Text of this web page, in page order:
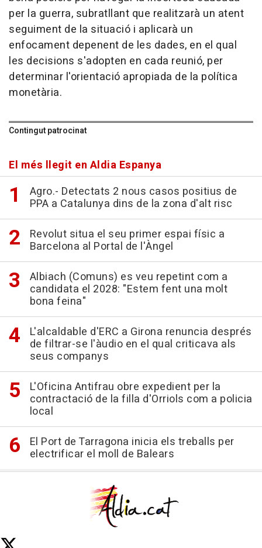
per la guerra, subratllant que realitzarà un atent
seguiment de la situació i aplicarà un
enfocament depenent de les dades, en el qual
les decisions s'adopten en cada reunió, per
determinar l'orientació apropiada de la política
monetària.
Contingut patrocinat
El més llegit en Aldia Espanya
Agro.- Detectats 2 nous casos positius de
PPA a Catalunya dins de la zona d'alt risc
Revolut situa el seu primer espai físic a
Barcelona al Portal de l'Àngel
Albiach (Comuns) es veu repetint com a
candidata el 2028: "Estem fent una molt
bona feina"
L'alcaldable d'ERC a Girona renuncia després
de filtrar-se l'àudio en el qual criticava als
seus companys
L'Oficina Antifrau obre expedient per la
contractació de la filla d'Orriols com a policia
local
El Port de Tarragona inicia els treballs per
electrificar el moll de Balears